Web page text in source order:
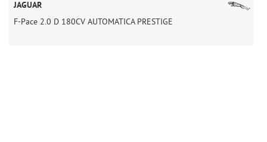
JAGUAR
F-Pace 2.0 D 180CV AUTOMATICA PRESTIGE